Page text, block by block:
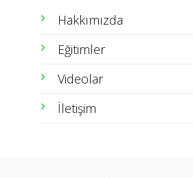
Hakkımızda
Eğitimler
Videolar
İletişim